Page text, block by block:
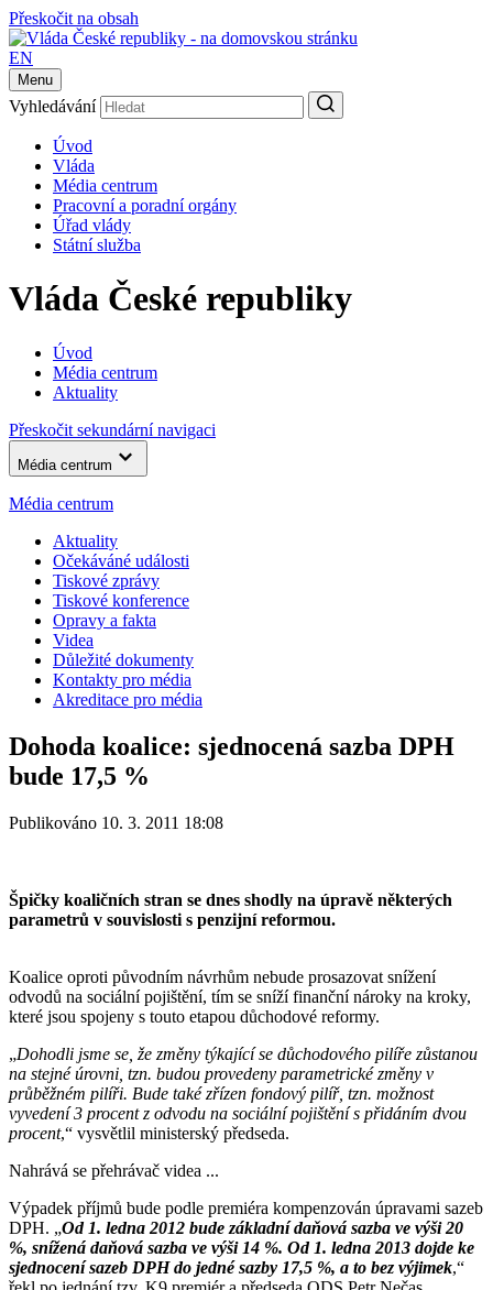
Přeskočit na obsah
EN
Menu
Vyhledávání
Úvod
Vláda
Média centrum
Pracovní a poradní orgány
Úřad vlády
Státní služba
Vláda České republiky
Úvod
Média centrum
Aktuality
Přeskočit sekundární navigaci
Média centrum
Média centrum
Aktuality
Očekáváné události
Tiskové zprávy
Tiskové konference
Opravy a fakta
Videa
Důležité dokumenty
Kontakty pro média
Akreditace pro média
Dohoda koalice: sjednocená sazba DPH
bude 17,5 %
Publikováno 10. 3. 2011 18:08
Špičky koaličních stran se dnes shodly na úpravě některých
parametrů v souvislosti s penzijní reformou.
Koalice oproti původním návrhům nebude prosazovat snížení
odvodů na sociální pojištění, tím se sníží finanční nároky na kroky,
které jsou spojeny s touto etapou důchodové reformy.
„Dohodli jsme se, že změny týkající se důchodového pilíře zůstanou
na stejné úrovni, tzn. budou provedeny parametrické změny v
průběžném pilíři. Bude také zřízen fondový pilíř, tzn. možnost
vyvedení 3 procent z odvodu na sociální pojištění s přidáním dvou
procent,“ vysvětlil ministerský předseda.
Nahrává se přehrávač videa ...
Výpadek příjmů bude podle premiéra kompenzován úpravami sazeb
DPH. „Od 1. ledna 2012 bude základní daňová sazba ve výši 20
%, snížená daňová sazba ve výši 14 %. Od 1. ledna 2013 dojde ke
sjednocení sazeb DPH do jedné sazby 17,5 %, a to bez výjimek,“